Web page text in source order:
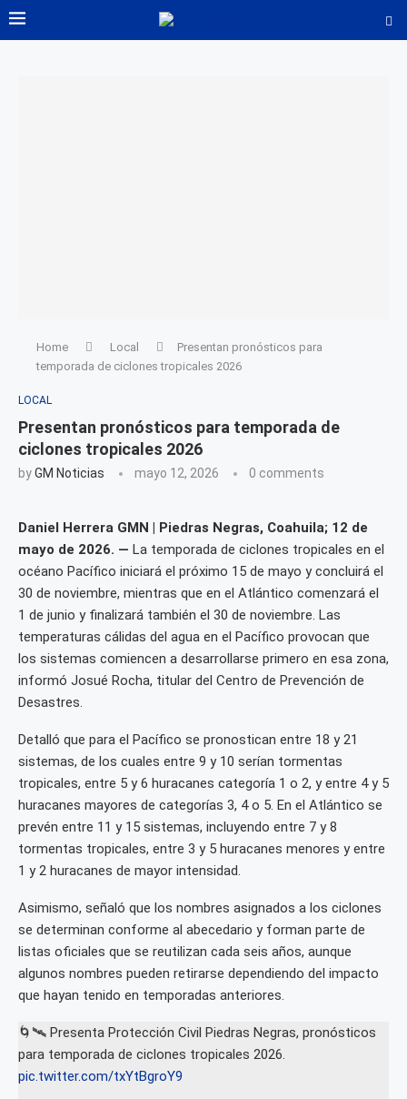
Home Local
Presentan pronósticos para
temporada de ciclones tropicales 2026
LOCAL
Presentan pronósticos para temporada de
ciclones tropicales 2026
byGM Noticias mayo 12, 2026 0 comments
Daniel Herrera GMN | Piedras Negras, Coahuila; 12 de
mayo de 2026. — La temporada de ciclones tropicales en el
océano Pacífico iniciará el próximo 15 de mayo y concluirá el
30 de noviembre, mientras que en el Atlántico comenzará el
1 de junio y finalizará también el 30 de noviembre. Las
temperaturas cálidas del agua en el Pacífico provocan que
los sistemas comiencen a desarrollarse primero en esa zona,
informó Josué Rocha, titular del Centro de Prevención de
Desastres.
Detalló que para el Pacífico se pronostican entre 18 y 21
sistemas, de los cuales entre 9 y 10 serían tormentas
tropicales, entre 5 y 6 huracanes categoría 1 o 2, y entre 4 y 5
huracanes mayores de categorías 3, 4 o 5. En el Atlántico se
prevén entre 11 y 15 sistemas, incluyendo entre 7 y 8
tormentas tropicales, entre 3 y 5 huracanes menores y entre
1 y 2 huracanes de mayor intensidad.
Asimismo, señaló que los nombres asignados a los ciclones
se determinan conforme al abecedario y forman parte de
listas oficiales que se reutilizan cada seis años, aunque
algunos nombres pueden retirarse dependiendo del impacto
que hayan tenido en temporadas anteriores.
🌀🛰️ Presenta Protección Civil Piedras Negras, pronósticos
para temporada de ciclones tropicales 2026.
pic.twitter.com/txYtBgroY9